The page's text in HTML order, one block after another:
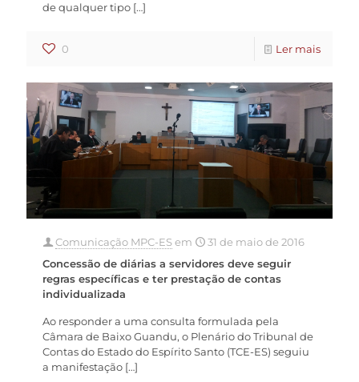
de qualquer tipo […]
0 Ler mais
Comunicação MPC-ESem
31 de maio de 2016
Concessão de diárias a servidores deve seguir
regras específicas e ter prestação de contas
individualizada
Ao responder a uma consulta formulada pela
Câmara de Baixo Guandu, o Plenário do Tribunal de
Contas do Estado do Espírito Santo (TCE-ES) seguiu
a manifestação […]